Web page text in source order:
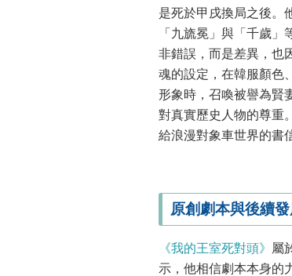
是死於甲戌換局之後。
「九旒冕」與「千歲
非錯誤，而是差異，也
魂的設定，在韓服顏色
形象時，召喚被譽為賢
對真實歷史人物的尊重
給浪漫對象車世界的書
原創劇本與後續
《我的王室死對頭》
屬
示，他相信劇本本身的